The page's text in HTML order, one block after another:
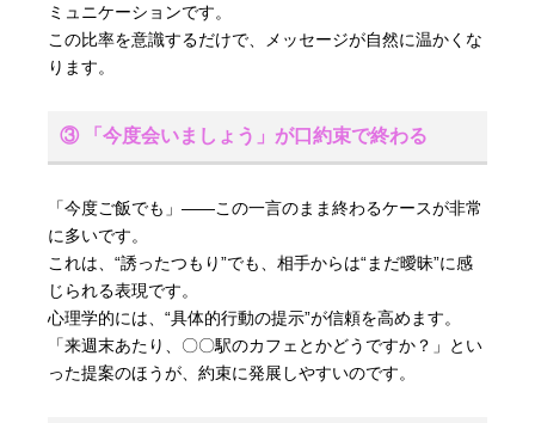
ミュニケーションです。
この比率を意識するだけで、メッセージが自然に温かくな
ります。
③ 「今度会いましょう」が口約束で終わる
「今度ご飯でも」――この一言のまま終わるケースが非常
に多いです。
これは、“誘ったつもり”でも、相手からは“まだ曖昧”に感
じられる表現です。
心理学的には、“具体的行動の提示”が信頼を高めます。
「来週末あたり、〇〇駅のカフェとかどうですか？」とい
った提案のほうが、約束に発展しやすいのです。